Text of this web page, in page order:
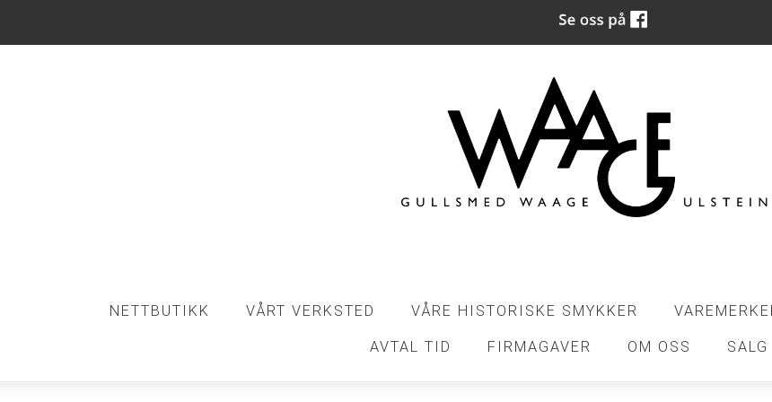
NETTBUTIKK VÅRT VERKSTED VÅRE HISTORISKE SMYKKER
AVTAL TID FIRMAGAVER OM OSS SALG